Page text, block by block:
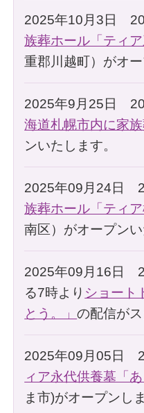
2025年10月3日
族葬ホール「ティア
重郡川越町）がオー
2025年9月25日
海道札幌市内に家
ンいたします。
2025年09月24日
族葬ホール「ティア
南区）がオープンい
2025年09月16日
る7時より ショート
とう。」の配信がス
2025年09月05日
ィア永代供養墓「あ
ま市)がオープンし